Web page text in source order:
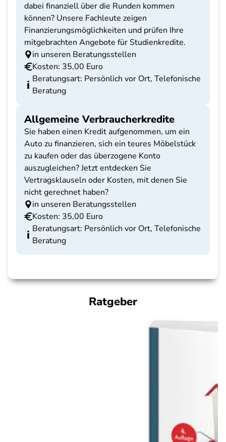
dabei finanziell über die Runden kommen
können? Unsere Fachleute zeigen
Finanzierungsmöglichkeiten und prüfen Ihre
mitgebrachten Angebote für Studienkredite.
in unseren Beratungsstellen
Kosten: 35,00 Euro
Beratungsart: Persönlich vor Ort, Telefonische
Beratung
Allgemeine Verbraucherkredite
Sie haben einen Kredit aufgenommen, um ein
Auto zu finanzieren, sich ein teures Möbelstück
zu kaufen oder das überzogene Konto
auszugleichen? Jetzt entdecken Sie
Vertragsklauseln oder Kosten, mit denen Sie
nicht gerechnet haben?
in unseren Beratungsstellen
Kosten: 35,00 Euro
Beratungsart: Persönlich vor Ort, Telefonische
Beratung
Ratgeber